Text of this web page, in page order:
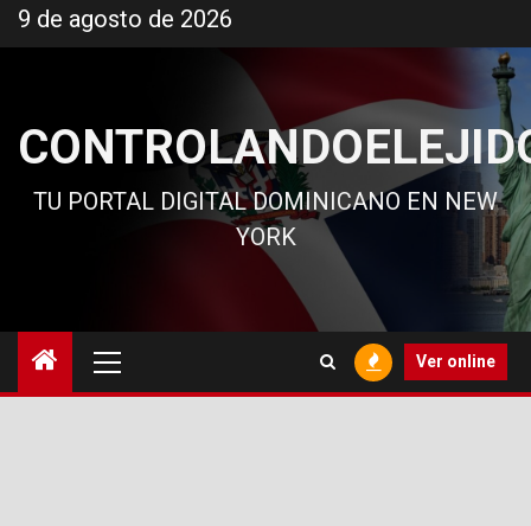
al
9 de agosto de 2026
TU PORTAL DIGITAL DOMINICANO EN NEW
YORK
principal
Ver online